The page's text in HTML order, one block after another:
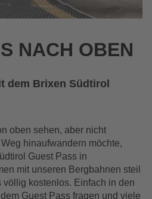
NACH OBEN
dem Brixen Südtirol
oben sehen, aber nicht
hinaufwandern möchte,
Guest Pass in
mit unseren Bergbahnen steil
völlig kostenlos. Einfach in den
Guest Pass fragen und viele